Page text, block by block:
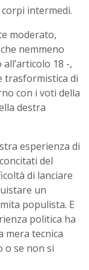
intermedi.
moderato,
nemmeno
18 -,
trasformistica di
con i voti della
destra
esperienza di
del
di lanciare
un
populista. E
politica ha
mera tecnica
o se non si